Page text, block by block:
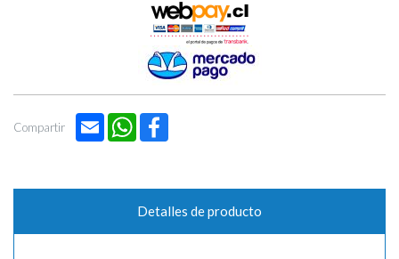
Compartir Email WhatsApp
Detalles de producto